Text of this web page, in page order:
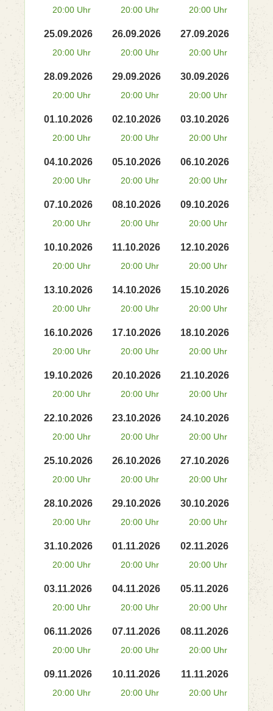
20:00 Uhr 20:00 Uhr 20:00 Uhr
25.09.2026
20:00 Uhr
26.09.2026
20:00 Uhr
27.09.2026
20:00 Uhr
28.09.2026
20:00 Uhr
29.09.2026
20:00 Uhr
30.09.2026
20:00 Uhr
01.10.2026
20:00 Uhr
02.10.2026
20:00 Uhr
03.10.2026
20:00 Uhr
04.10.2026
20:00 Uhr
05.10.2026
20:00 Uhr
06.10.2026
20:00 Uhr
07.10.2026
20:00 Uhr
08.10.2026
20:00 Uhr
09.10.2026
20:00 Uhr
10.10.2026
20:00 Uhr
11.10.2026
20:00 Uhr
12.10.2026
20:00 Uhr
13.10.2026
20:00 Uhr
14.10.2026
20:00 Uhr
15.10.2026
20:00 Uhr
16.10.2026
20:00 Uhr
17.10.2026
20:00 Uhr
18.10.2026
20:00 Uhr
19.10.2026
20:00 Uhr
20.10.2026
20:00 Uhr
21.10.2026
20:00 Uhr
22.10.2026
20:00 Uhr
23.10.2026
20:00 Uhr
24.10.2026
20:00 Uhr
25.10.2026
20:00 Uhr
26.10.2026
20:00 Uhr
27.10.2026
20:00 Uhr
28.10.2026
20:00 Uhr
29.10.2026
20:00 Uhr
30.10.2026
20:00 Uhr
31.10.2026
20:00 Uhr
01.11.2026
20:00 Uhr
02.11.2026
20:00 Uhr
03.11.2026
20:00 Uhr
04.11.2026
20:00 Uhr
05.11.2026
20:00 Uhr
06.11.2026
20:00 Uhr
07.11.2026
20:00 Uhr
08.11.2026
20:00 Uhr
09.11.2026
20:00 Uhr
10.11.2026
20:00 Uhr
11.11.2026
20:00 Uhr